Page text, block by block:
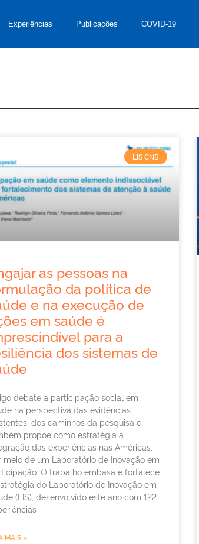
Experiências Publicações COVID-19
LIS CNS
as pessoas na
da política de
e na execução de
em saúde é
para a
dos sistemas de
debate a participação social em
na perspectiva das evidências
dos caminhos da pesquisa e
propõe como estratégia a
das experiências nas Américas,
meio de um Laboratório de Inovação em
O trabalho embasa e fortalece
do Laboratório de Inovação em
(LIS), desenvolvido este ano com 122
MAIS »